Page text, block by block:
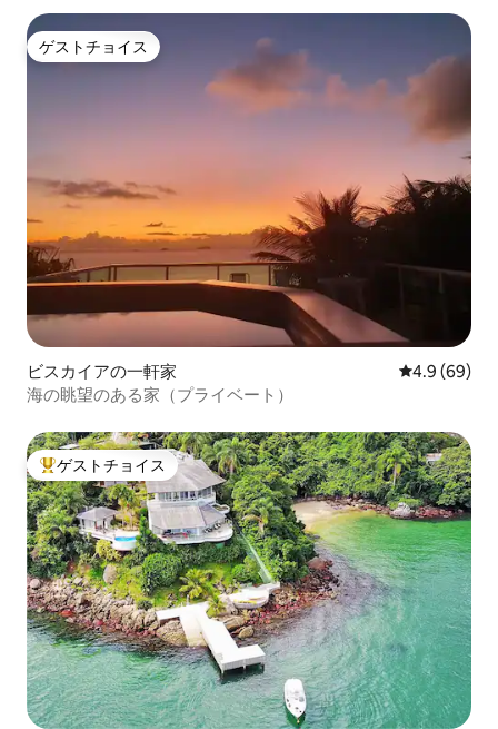
ゲストチョイス
ゲストチョイス
ビスカイアの一軒家 レビュー69
4.9 (69)
海の眺望のある家（プライベート）
大好評のゲストチョイスです。
ゲストチョイス